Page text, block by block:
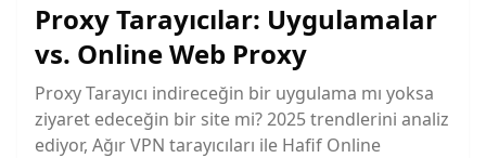
Proxy Tarayıcılar: Uygulamalar
vs. Online Web Proxy
Proxy Tarayıcı indireceğin bir uygulama mı yoksa
ziyaret edeceğin bir site mi? 2025 trendlerini analiz
ediyor, Ağır VPN tarayıcıları ile Hafif Online